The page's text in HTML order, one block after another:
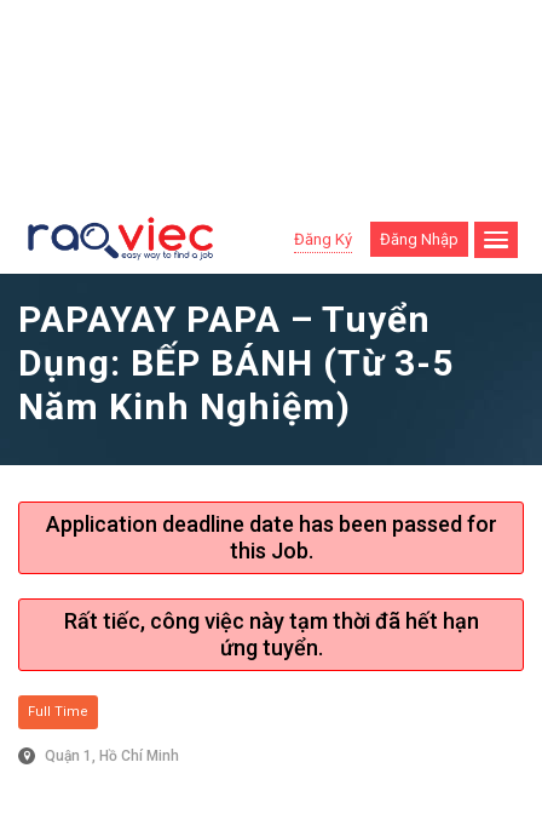
Đăng Ký Đăng Nhập
PAPAYAY PAPA – Tuyển
Dụng: BẾP BÁNH (Từ 3-5
Năm Kinh Nghiệm)
Application deadline date has been passed for
this Job.
Rất tiếc, công việc này tạm thời đã hết hạn
ứng tuyển.
Full Time
Quận 1, Hồ Chí Minh